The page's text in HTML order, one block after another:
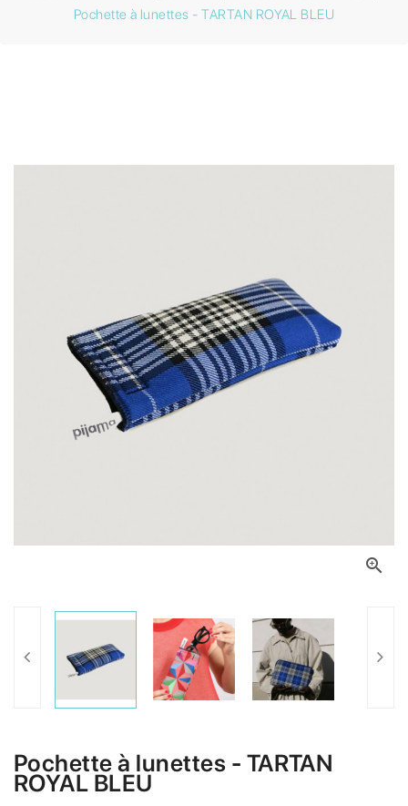
Pochette à lunettes - TARTAN ROYAL BLEU

Pochette à lunettes - TARTAN
ROYAL BLEU